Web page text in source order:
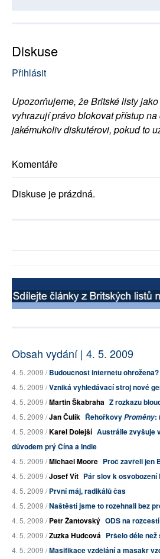
Diskuse
Přihlásit
Upozorňujeme, že Britské listy
vyhrazují právo blokovat přístup
jakémukoliv diskutérovi, pokud to
Komentáře
Diskuse je prázdná.
Obsah vydání | 4. 5. 2009
4. 5. 2009 /Budoucnost internetu ohrožena?
4. 5. 2009 /Vzniká vyhledávací stroj nové
4. 5. 2009 /Martin Škabraha Z rozkazu
4. 5. 2009 /Jan Čulík ŘehořkovyProměny:
4. 5. 2009 /Karel Dolejší Austrálie zvyšuje
důvodem prý Čína a Indie
4. 5. 2009 /Michael Moore Proč zavřeli jen
4. 5. 2009 /Josef Vít Pár slov k osvobození
4. 5. 2009 /První máj, radikálů čas
4. 5. 2009 /Naštěstí jsme to rozehnali bez
4. 5. 2009 /Petr Žantovský ODS na rozcestí
4. 5. 2009 /Zuzka Hudcová Pršelo déle než
4. 5. 2009 /Masifikace vzdělání a masakr